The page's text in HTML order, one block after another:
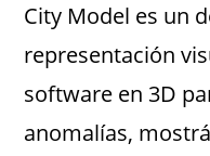
City Model es un
representación
software en 3D
anomalías,